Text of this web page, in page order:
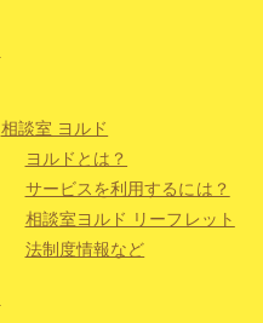
相談室 ヨルド
ヨルドとは？
サービスを利用するには？
相談室ヨルド リーフレット
法制度情報など